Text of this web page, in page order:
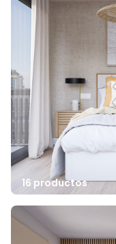
16 productos